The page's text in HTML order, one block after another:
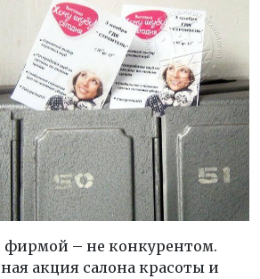
фирмой – не конкурентом.
акция салона красоты и